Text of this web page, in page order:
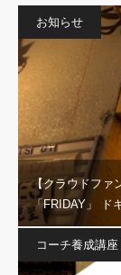
お知らせ
【クラウドファ
「FRIDAY」 ド
コーチ養成講座